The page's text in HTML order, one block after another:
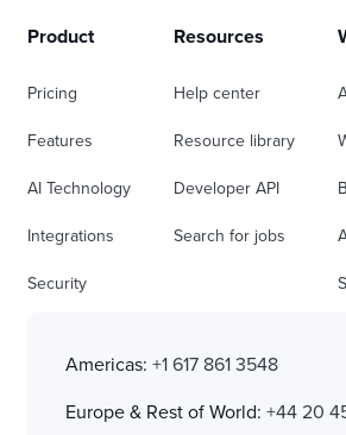
Product
Pricing
Features
AI Technology
Integrations
Security
Resources
Help center
Resource library
Developer API
Search for jobs
Americas: +1 617 861 3548
Europe & Rest of World: +44 20